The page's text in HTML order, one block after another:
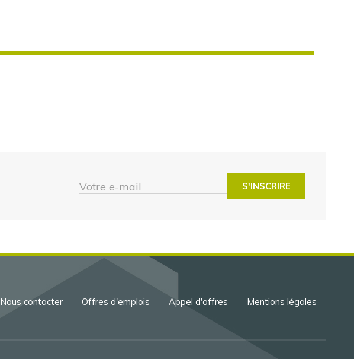
Votre e-mail
Menu
Nous contacter Offres d'emplois Appel d'offres Mentions légales